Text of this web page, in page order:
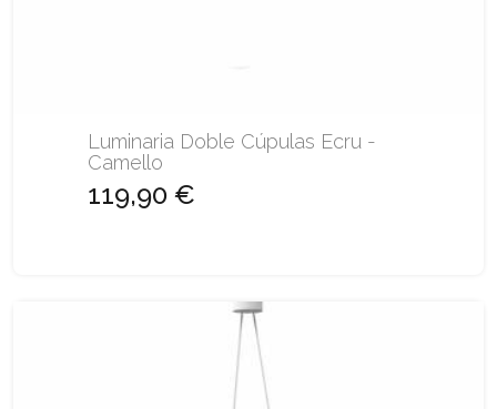
Luminaria Doble Cúpulas Ecru -
Camello
119,90 €